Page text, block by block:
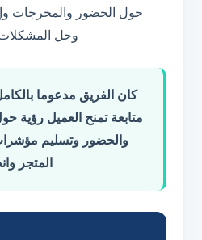
حول الحضور والمخرجات
وحل المشكلات عبر
كان الفريق مدعوما
متابعة تمنح العميل رؤية
والحضور وتسليم
المتجر